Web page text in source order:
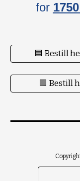
for
🟦 Bestill
🟪 Bestill